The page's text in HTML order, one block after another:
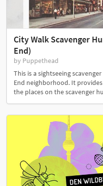
City Walk Scavenger
End)
by Puppethead
This is a sightseeing
End neighborhood. It
the places on the scavenger